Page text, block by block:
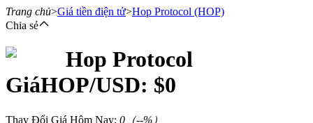
Hợp đồng tương lai
Trang chủ>Giá tiền điện tử>Hop Protocol (HOP)
Chia sẻ
Hop Protocol
GiáHOP/USD: $0
Thay Đổi Giá Hôm Nay: 0 （--%）